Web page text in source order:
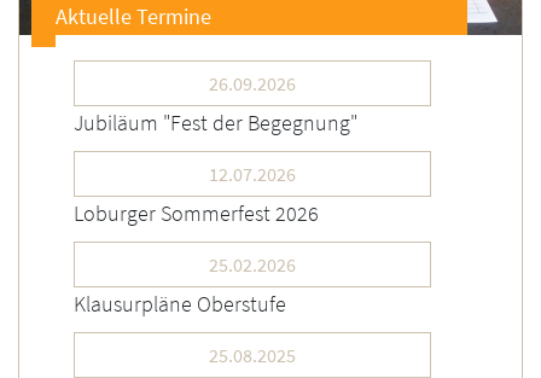
Aktuelle Termine
26.09.2026
Jubiläum "Fest der Begegnung"
12.07.2026
Loburger Sommerfest 2026
25.02.2026
Klausurpläne Oberstufe
25.08.2025